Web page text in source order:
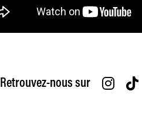
Retrouvez-nous sur